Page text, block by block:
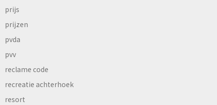
prijs
prijzen
pvda
pvv
reclame code
recreatie achterhoek
resort